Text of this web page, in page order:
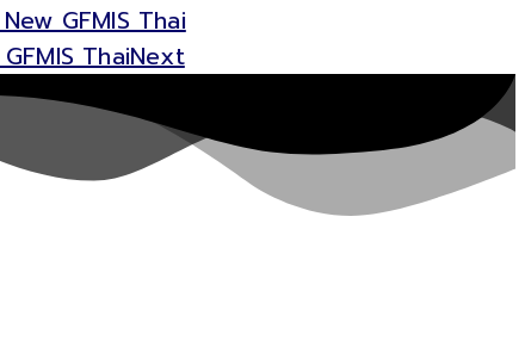
GFMIS Thai
ThaiNext